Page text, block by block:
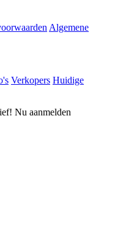
Algemene
Verkopers Huidige
Nu aanmelden